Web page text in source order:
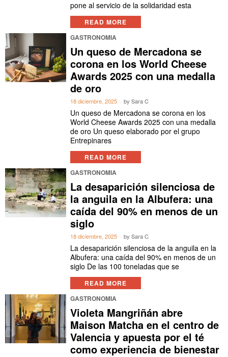
pone al servicio de la solidaridad esta
READ MORE
GASTRONOMIA
Un queso de Mercadona se
corona en los World Cheese
Awards 2025 con una medalla
de oro
18 diciembre, 2025 bySara C
Un queso de Mercadona se corona en los
World Cheese Awards 2025 con una medalla
de oro Un queso elaborado por el grupo
Entrepinares
READ MORE
GASTRONOMIA
La desaparición silenciosa de
la anguila en la Albufera: una
caída del 90% en menos de un
siglo
18 diciembre, 2025 bySara C
La desaparición silenciosa de la anguila en la
Albufera: una caída del 90% en menos de un
siglo De las 100 toneladas que se
READ MORE
GASTRONOMIA
Violeta Mangriñán abre
Maison Matcha en el centro de
Valencia y apuesta por el té
como experiencia de bienestar